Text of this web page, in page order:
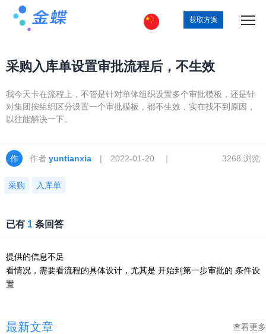
获取方案
采购入库单设置审批流程后，不生效
我今天卡在流程上，不管是针对单体组织设置多个审批模板，还是针
对集团按组织区分设置一个审批模板，都不生效，实在找不到原因，
以往能解决一下。
作者 yuntianxia | 2022-01-20 ｜
采购 入库单
3268 浏览
已有 1 条回答
提供的信息不足
看情况，需要看流程的具体设计，尤其是 开始到第一步审批的 条件设
置
最新文章 查看更多